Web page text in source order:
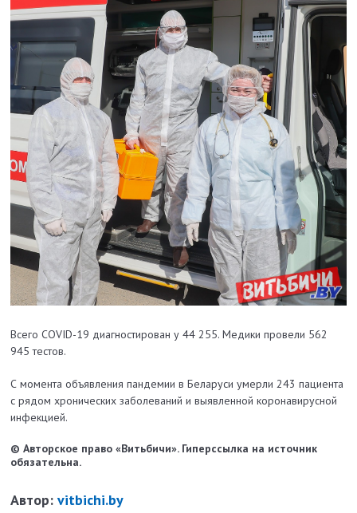
Всего COVID-19 диагностирован у 44 255. Медики провели 562
945 тестов.
С момента объявления пандемии в Беларуси умерли 243 пациента
с рядом хронических заболеваний и выявленной коронавирусной
инфекцией.
© Авторское право «Витьбичи». Гиперссылка на источник
обязательна.
Автор:vitbichi.by